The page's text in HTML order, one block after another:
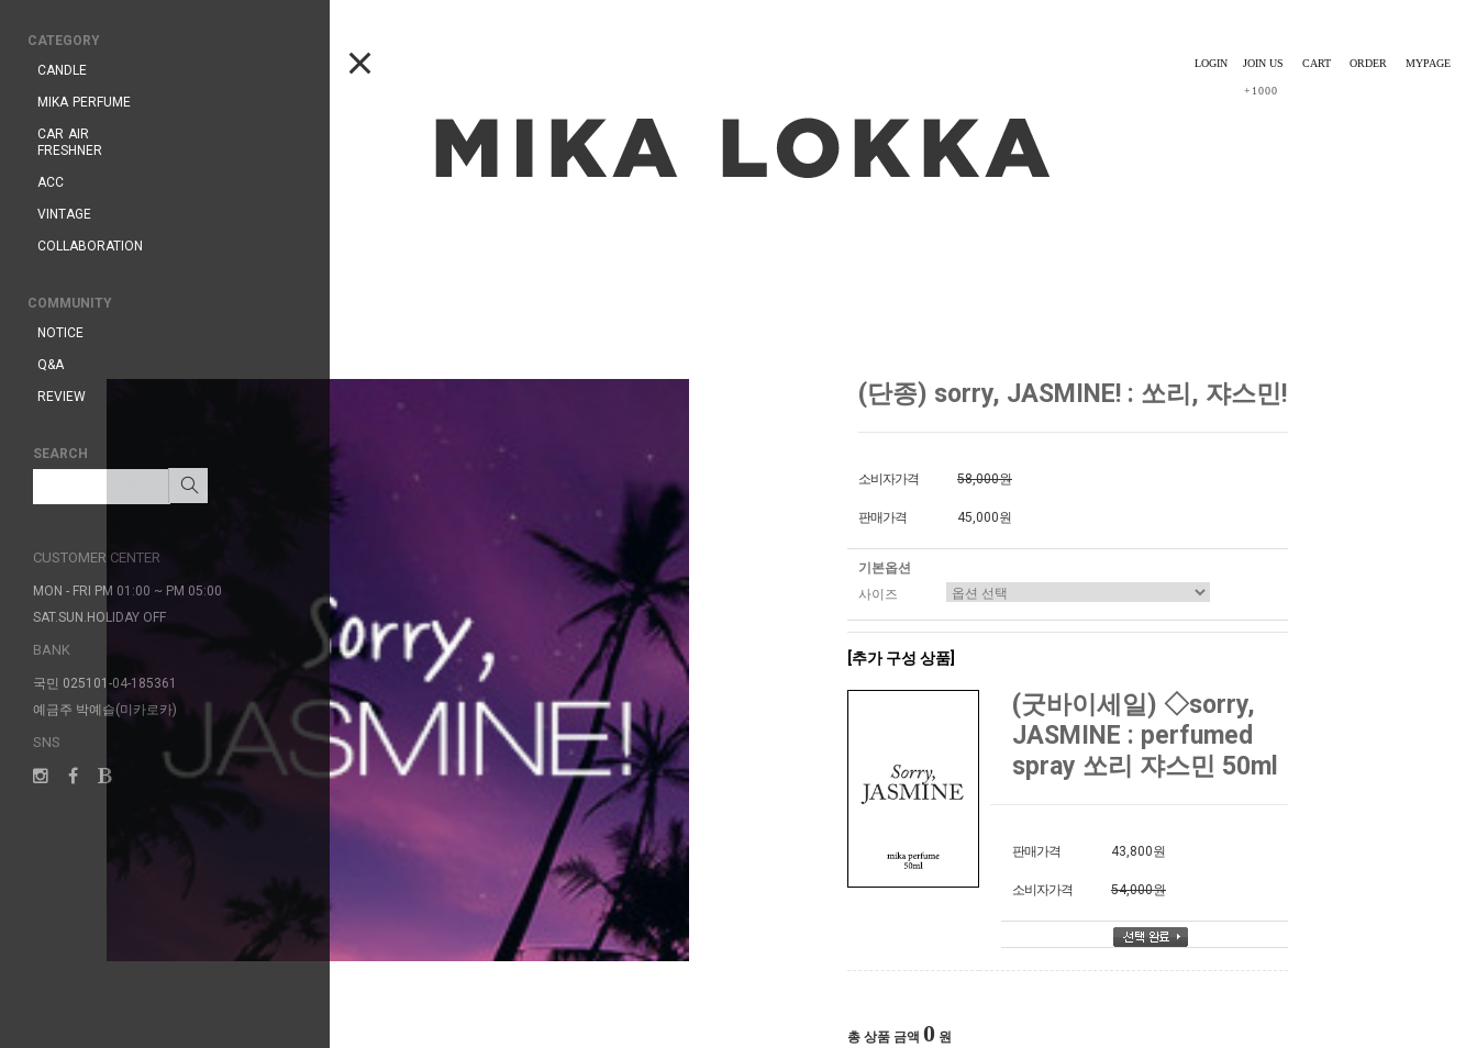
CATEGORY
CANDLE
MIKA PERFUME
CAR AIR
FRESHNER
ACC
VINTAGE
COLLABORATION
COMMUNITY
NOTICE
Q&A
REVIEW
SEARCH
CUSTOMER CENTER
MON - FRI PM 01:00 ~ PM 05:00
SAT.SUN.HOLIDAY OFF
BANK
국민 025101-04-185361
예금주 박예슬(미카로카)
SNS
LOGIN JOIN US
+1000
CART ORDER MYPAGE
(단종) sorry, JASMINE! : 쏘리, 쟈스민!
소비자가격 58,000원
판매가격 45,000원
기본옵션
사이즈
[추가 구성 상품]
(굿바이세일) ◇sorry,
JASMINE : perfumed
spray 쏘리 쟈스민 50ml
판매가격 43,800원
소비자가격 54,000원
총 상품 금액 0 원